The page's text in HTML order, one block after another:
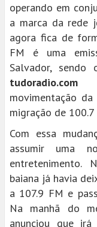
operando em
a marca da rede
agora fica de
FM é uma
Salvador,
tudoradio.com
movimentação
migração de
Com essa
assumir uma
entretenimento.
baiana já havia
a 107.9 FM e
Na manhã do
anunciou que